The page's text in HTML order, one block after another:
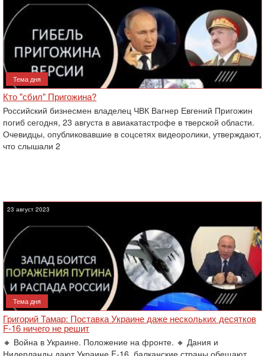
Тема дня
Кто "сбил" Пригожина?
Российский бизнесмен владелец ЧВК Вагнер Евгений Пригожин
погиб сегодня, 23 августа в авиакатастрофе в тверской области.
Очевидцы, опубликовавшие в соцсетях видеоролики, утверждают,
что слышали 2
23 август 2023
Тема дня
Григорий Тамар: Поставка Украине даже нескольких десятков
F-16 ничего не решит
🔸 Война в Украине. Положение на фронте. 🔸 Дания и
Нидерланды дают Украине F-16, балканские страны обещают